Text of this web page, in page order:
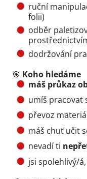
ruční
folii)
odběr
dodržování
🎯 Koho hledáme
máš průkaz
umíš pracovat
převoz
máš chuť učit
nevadí ti
jsi spolehlivý/